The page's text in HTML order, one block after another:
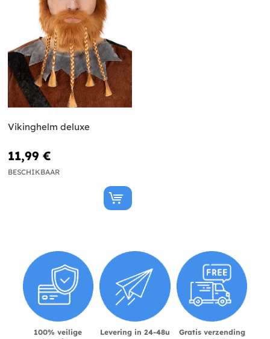
Vikinghelm deluxe
11,99 €
BESCHIKBAAR
100% veilige
Levering in 24-48u
Gratis verzending